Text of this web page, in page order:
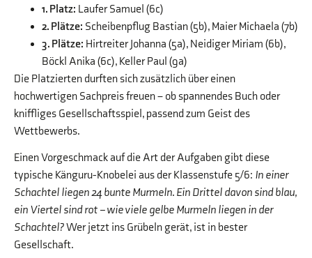
1. Platz: Laufer Samuel (6c)
2. Plätze: Scheibenpflug Bastian (5b), Maier Michaela (7b)
3. Plätze: Hirtreiter Johanna (5a), Neidiger Miriam (6b),
Böckl Anika (6c), Keller Paul (9a)
Die Platzierten durften sich zusätzlich über einen
hochwertigen Sachpreis freuen – ob spannendes Buch oder
kniffliges Gesellschaftsspiel, passend zum Geist des
Wettbewerbs.
Einen Vorgeschmack auf die Art der Aufgaben gibt diese
typische Känguru-Knobelei aus der Klassenstufe 5/6: In einer
Schachtel liegen 24 bunte Murmeln. Ein Drittel davon sind blau,
ein Viertel sind rot – wie viele gelbe Murmeln liegen in der
Schachtel?Wer jetzt ins Grübeln gerät, ist in bester
Gesellschaft.